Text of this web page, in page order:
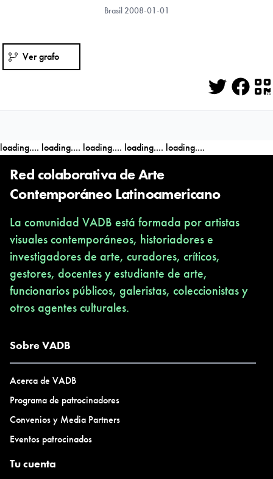
Brasil2008-01-01
Ver grafo
Twitter
loading.... loading.... loading.... loading.... loading....
Red colaborativa de Arte
Contemporáneo Latinoamericano
La comunidad VADB está formada por artistas
visuales contemporáneos, historiadores e
investigadores de arte, curadores, críticos,
gestores, docentes y estudiante de arte,
funcionarios públicos, galeristas, coleccionistas y
otros agentes culturales.
Sobre VADB
Acerca de VADB
Programa de patrocinadores
Convenios y Media Partners
Eventos patrocinados
Tu cuenta